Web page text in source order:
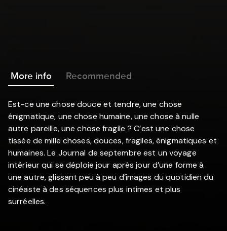
More info Recommended
Est-ce une chose douce et tendre, une chose
énigmatique, une chose humaine, une chose à nulle
autre pareille, une chose fragile ? C’est une chose
tissée de mille choses, douces, fragiles, énigmatiques et
humaines. Le Journal de septembre est un voyage
intérieur qui se déploie jour après jour d’une forme à
une autre, glissant peu à peu d’images du quotidien du
cinéaste à des séquences plus intimes et plus
surréelles.